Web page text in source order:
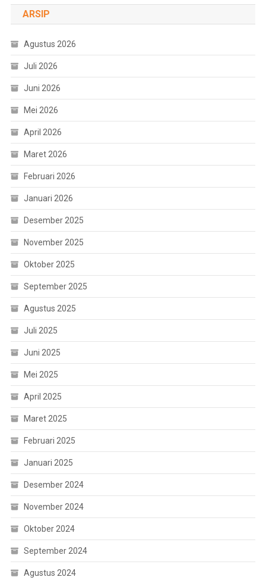
ARSIP
Agustus 2026
Juli 2026
Juni 2026
Mei 2026
April 2026
Maret 2026
Februari 2026
Januari 2026
Desember 2025
November 2025
Oktober 2025
September 2025
Agustus 2025
Juli 2025
Juni 2025
Mei 2025
April 2025
Maret 2025
Februari 2025
Januari 2025
Desember 2024
November 2024
Oktober 2024
September 2024
Agustus 2024